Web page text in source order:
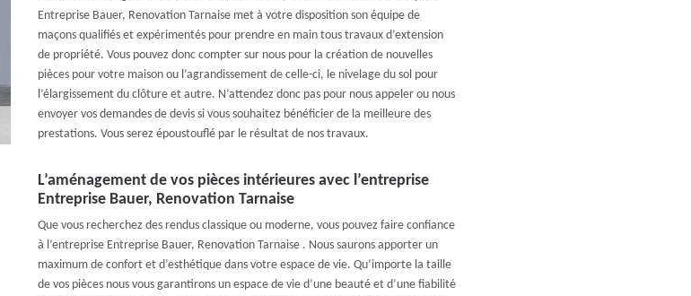
Entreprise Bauer, Renovation Tarnaise met à votre disposition son équipe de
maçons qualifiés et expérimentés pour prendre en main tous travaux d’extension
de propriété. Vous pouvez donc compter sur nous pour la création de nouvelles
pièces pour votre maison ou l’agrandissement de celle-ci, le nivelage du sol pour
l’élargissement du clôture et autre. N’attendez donc pas pour nous appeler ou nous
envoyer vos demandes de devis si vous souhaitez bénéficier de la meilleure des
prestations. Vous serez époustouflé par le résultat de nos travaux.
L’aménagement de vos pièces intérieures avec l’entreprise
Entreprise Bauer, Renovation Tarnaise
Que vous recherchez des rendus classique ou moderne, vous pouvez faire confiance
à l’entreprise Entreprise Bauer, Renovation Tarnaise . Nous saurons apporter un
maximum de confort et d’esthétique dans votre espace de vie. Qu’importe la taille
de vos pièces nous vous garantirons un espace de vie d’une beauté et d’une fiabilité